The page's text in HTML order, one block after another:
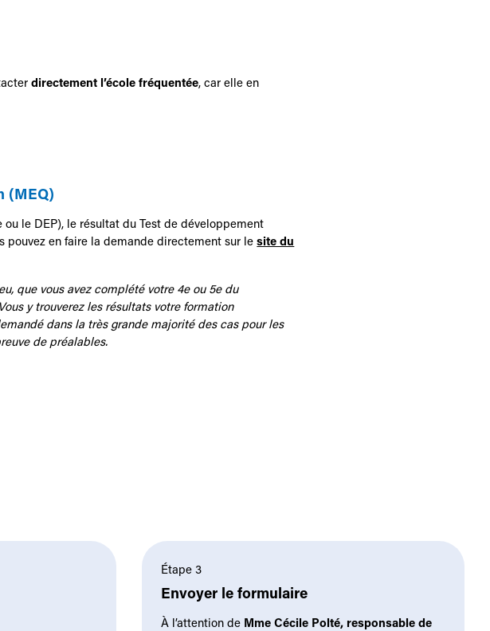
directement l’école fréquentée, car elle en
(MEQ)
le DEP), le résultat du Test de développement
pouvez en faire la demande directement sur lesite du
que vous avez complété votre 4e ou 5e du
y trouverez les résultats votre formation
dans la très grande majorité des cas pour les
de préalables.
Étape 3
Envoyer le formulaire
À l’attention de Mme Cécile Polté, responsable de